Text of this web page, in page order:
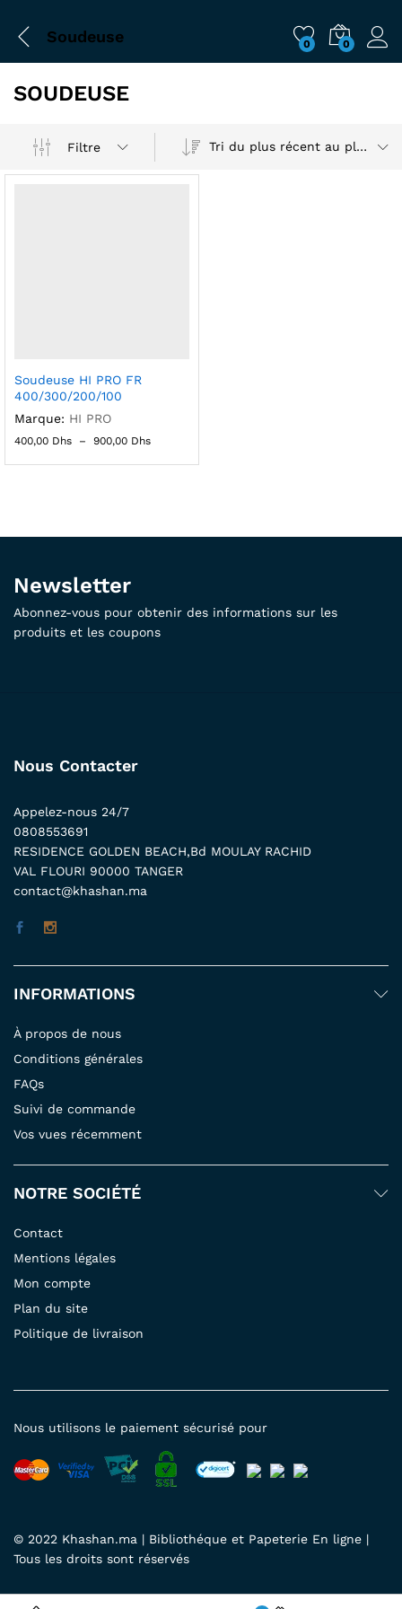
Soudeuse 0 0
SOUDEUSE
Filtre Tri du plus récent au plus ancien
Soudeuse HI PRO FR
400/300/200/100
Marque: HI PRO
400,00 Dhs – 900,00 Dhs
Newsletter
Abonnez-vous pour obtenir des informations sur les
produits et les coupons
Nous Contacter
Appelez-nous 24/7
0808553691
RESIDENCE GOLDEN BEACH,Bd MOULAY RACHID
VAL FLOURI 90000 TANGER
contact@khashan.ma
INFORMATIONS
À propos de nous
Conditions générales
FAQs
Suivi de commande
Vos vues récemment
NOTRE SOCIÉTÉ
Contact
Mentions légales
Mon compte
Plan du site
Politique de livraison
© 2022 Khashan.ma | Bibliothéque et Papeterie En ligne |
Tous les droits sont réservés
Nous utilisons le paiement sécurisé pour